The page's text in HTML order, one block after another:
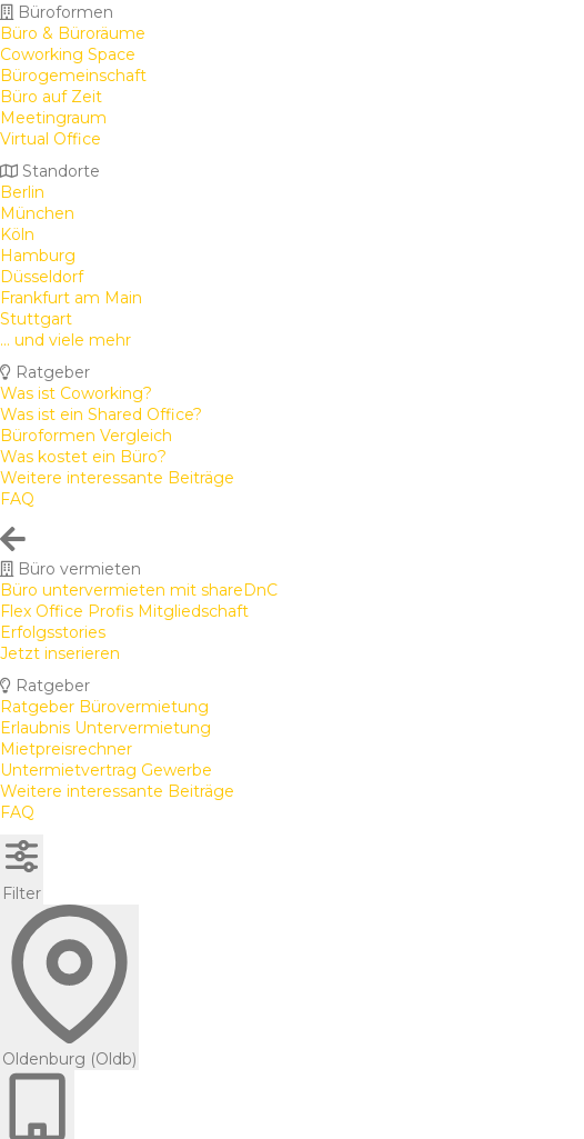
Büroformen
Büro & Büroräume
Coworking Space
Bürogemeinschaft
Büro auf Zeit
Meetingraum
Virtual Office
Standorte
Berlin
München
Köln
Hamburg
Düsseldorf
Frankfurt am Main
Stuttgart
... und viele mehr
Ratgeber
Was ist Coworking?
Was ist ein Shared Office?
Büroformen Vergleich
Was kostet ein Büro?
Weitere interessante Beiträge
FAQ
Büro vermieten
Büro untervermieten mit shareDnC
Flex Office Profis Mitgliedschaft
Erfolgsstories
Jetzt inserieren
Ratgeber
Ratgeber Bürovermietung
Erlaubnis Untervermietung
Mietpreisrechner
Untermietvertrag Gewerbe
Weitere interessante Beiträge
FAQ
Filter
Oldenburg (Oldb)